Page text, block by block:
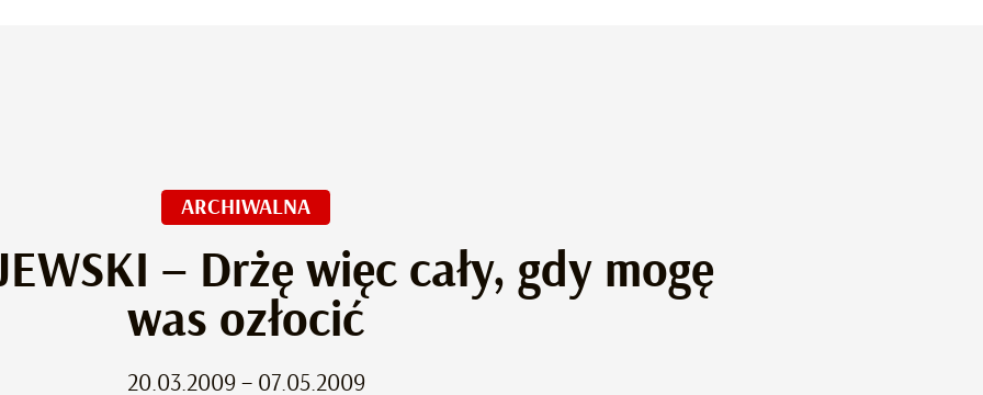
ARCHIWALNA
– Drżę więc cały, gdy mogę
was ozłocić
20.03.2009 – 07.05.2009